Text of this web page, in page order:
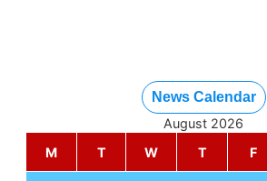
News Calendar
August 2026
M
T W T F